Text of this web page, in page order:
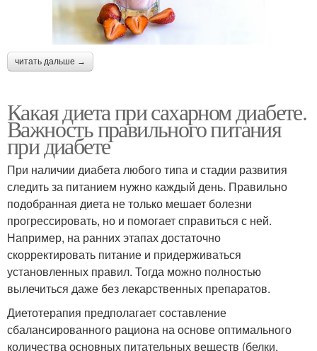
читать дальше →
Какая диета при сахарном диабете.
Важность правильного питания
при диабете
При наличии диабета любого типа и стадии развития
следить за питанием нужно каждый день. Правильно
подобранная диета не только мешает болезни
прогрессировать, но и помогает справиться с ней.
Например, на ранних этапах достаточно
скорректировать питание и придерживаться
установленных правил. Тогда можно полностью
вылечиться даже без лекарственных препаратов.
Диетотерапия предполагает составление
сбалансированного рациона на основе оптимального
количества основных питательных веществ (белки,